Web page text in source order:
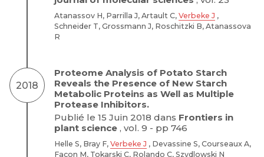
Atanassov H, Parrilla J, Artault C, Verbeke J ,
Schneider T, Grossmann J, Roschitzki B, Atanassova
R
2018
Proteome Analysis of Potato Starch
Reveals the Presence of New Starch
Metabolic Proteins as Well as Multiple
Protease Inhibitors.
Publié le 15 Juin 2018 dans Frontiers in
plant science , vol. 9 - pp 746
Helle S, Bray F, Verbeke J , Devassine S, Courseaux A,
Facon M, Tokarski C, Rolando C, Szydlowski N